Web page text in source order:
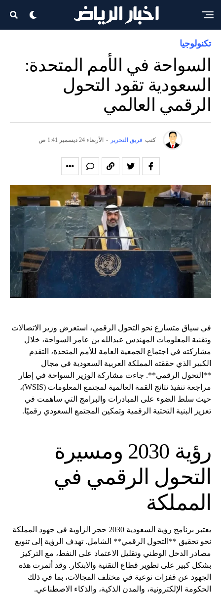
تكنولوجيا
السواحة في الأمم المتحدة:
السعودية تقود التحول
الرقمي العالمي
كتب فريق التحرير - الأربعاء 24 ديسمبر 1:41 ص
في سياق متسارع نحو التحول الرقمي، استعرض وزير الاتصالات
وتقنية المعلومات المهندس عبدالله بن عامر السواحة، خلال
مشاركته في اجتماع الجمعية العامة للأمم المتحدة، التقدم
الكبير الذي حققته المملكة العربية السعودية في مجال
**التحول الرقمي**. جاءت مشاركة الوزير السواحة في إطار
مراجعة تنفيذ نتائج القمة العالمية لمجتمع المعلومات (WSIS)،
حيث سلط الضوء على المبادرات والبرامج التي ساهمت في
تعزيز البنية التحتية الرقمية وتمكين المجتمع السعودي رقميًا.
رؤية 2030 ومسيرة
التحول الرقمي في
المملكة
يعتبر برنامج رؤية السعودية 2030 حجر الزاوية في جهود المملكة
نحو تحقيق **التحول الرقمي** الشامل. تهدف الرؤية إلى تنويع
مصادر الدخل الوطني وتقليل الاعتماد على النفط، مع التركيز
بشكل كبير على تطوير قطاع التقنية والابتكار. وقد أثمرت هذه
الجهود عن قفزات نوعية في مختلف المجالات، بما في ذلك
الحكومة الإلكترونية، والمدن الذكية، والذكاء الاصطناعي.